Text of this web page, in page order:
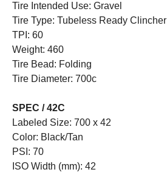
Tire Intended Use: Gravel
Tire Type: Tubeless Ready Clincher
TPI: 60
Weight: 460
Tire Bead: Folding
Tire Diameter: 700c
SPEC / 42C
Labeled Size: 700 x 42
Color: Black/Tan
PSI: 70
ISO Width (mm): 42